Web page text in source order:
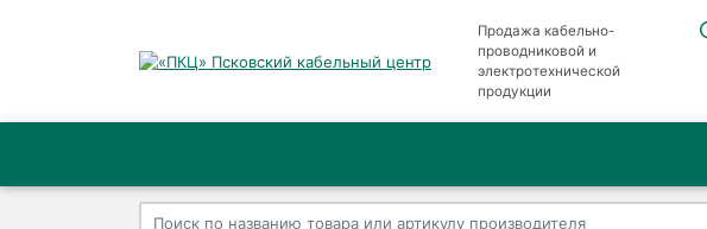
Продажа кабельно-
проводниковой и
электротехнической
продукции